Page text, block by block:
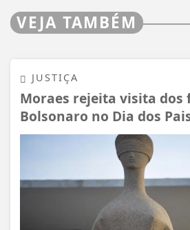
VEJA TAMBÉM
JUSTIÇA
Moraes rejeita visita dos
Bolsonaro no Dia dos